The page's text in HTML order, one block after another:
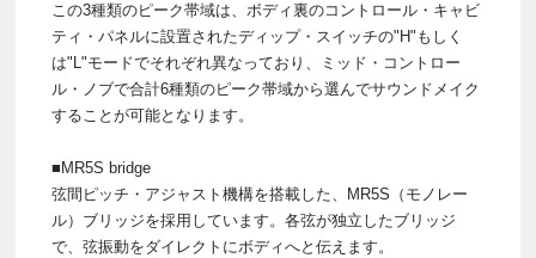
この3種類のピーク帯域は、ボディ裏のコントロール・キャビ
ティ・パネルに設置されたディップ・スイッチの"H"もしく
は"L"モードでそれぞれ異なっており、ミッド・コントロー
ル・ノブで合計6種類のピーク帯域から選んでサウンドメイク
することが可能となります。
■MR5S bridge
弦間ピッチ・アジャスト機構を搭載した、MR5S（モノレー
ル）ブリッジを採用しています。各弦が独立したブリッジ
で、弦振動をダイレクトにボディへと伝えます。